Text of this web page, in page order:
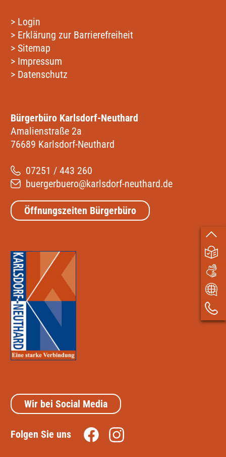
> Login
> Erklärung zur Barrierefreiheit
> Sitemap
> Impressum
> Datenschutz
Bürgerbüro Karlsdorf-Neuthard
Amalienstraße 2a
76689 Karlsdorf-Neuthard
07251 / 443 260
buergerbuero@karlsdorf-neuthard.de
Öffnungszeiten Bürgerbüro
Wir bei Social Media
Folgen Sie uns